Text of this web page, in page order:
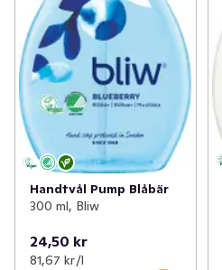
Handtvål Pump Blåbär
300 ml, Bliw
24,50 kr
81,67 kr /l